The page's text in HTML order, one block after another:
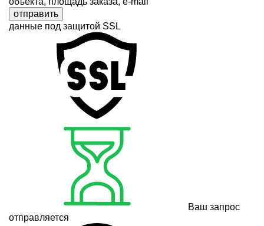
отправить
данные под защитой SSL
Ваш запрос
отправляется